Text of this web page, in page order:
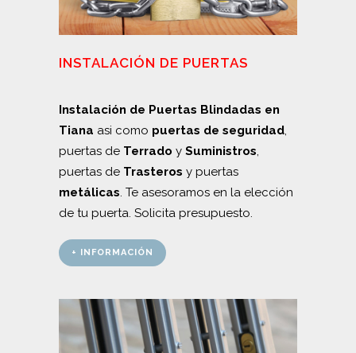
INSTALACIÓN DE PUERTAS
Instalación de Puertas Blindadas en
Tiana asi como puertas de seguridad
puertas de Terrado y Suministros
puertas de Trasteros y puertas
metálicas . Te asesoramos en la elección
de tu puerta. Solicita presupuesto.
+ INFORMACIÓN